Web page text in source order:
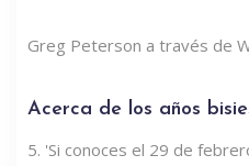
Greg Peterson a través de
Acerca de los años
5. 'Si conoces el 29 de